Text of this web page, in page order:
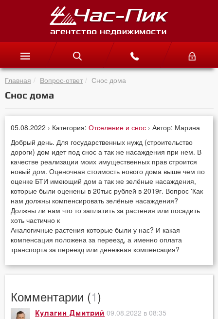
Главная Вопрос-ответ Снос дома
Снос дома
05.08.2022 › Категория:Отселение и снос › Автор: Марина
Добрый день. Для государственных нужд (строительство
дороги) дом идет под снос а так же насаждения при нем. В
качестве реализации моих имущественных прав строится
новый дом. Оценочная стоимость нового дома выше чем по
оценке БТИ имеющий дом а так же зелёные насаждения,
которые были оценены в 20тыс рублей в 2019г. Вопрос 'Как
нам должны компенсировать зелёные насаждения?
Должны ли нам что то заплатить за растения или посадить
хоть частично к
Аналогичные растения которые были у нас? И какая
компенсация положена за переезд, а именно оплата
транспорта за переезд или денежная компенсация?
Комментарии (1)
Кулагин Дмитрий 09.08.2022 в 08:35